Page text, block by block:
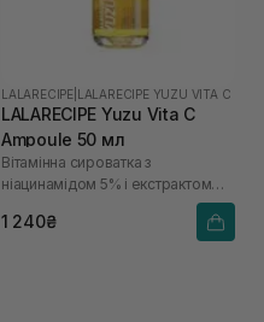
LALARECIPE LALARECIPE YUZU VITA C
LALARECIPE Yuzu Vita C
Ampoule 50 мл
Вітамінна сироватка з
ніацинамідом 5% і екстрактом
1 240₴